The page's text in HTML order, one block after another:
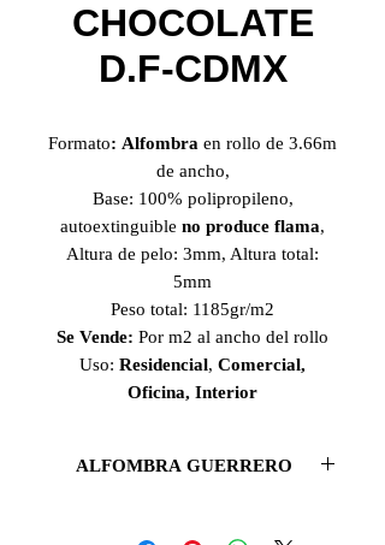
CHOCOLATE
D.F-CDMX
Formato: Alfombra en rollo de 3.66m
de ancho,
Base: 100% polipropileno,
autoextinguible no produce flama,
Altura de pelo: 3mm, Altura total:
5mm
Peso total: 1185gr/m2
Se Vende: Por m2 al ancho del rollo
Uso: Residencial, Comercial,
Oficina, Interior
ALFOMBRA GUERRERO
extensa gama de colores, las